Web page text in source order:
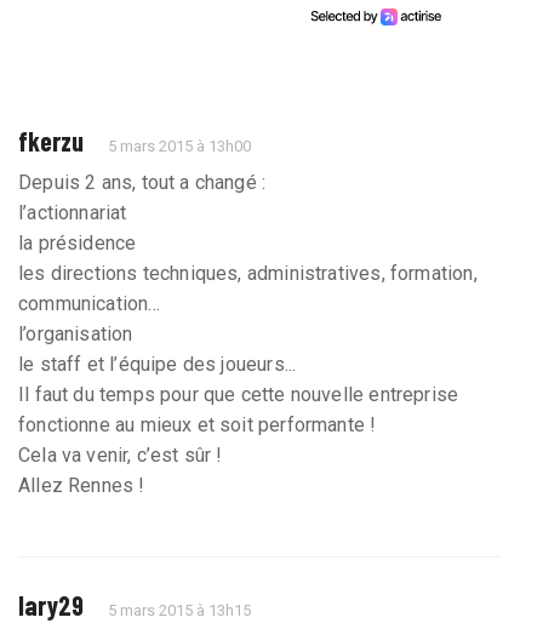
fkerzu 5 mars 2015 à 13h00
Depuis 2 ans, tout a changé :
l’actionnariat
la présidence
les directions techniques, administratives, formation,
communication...
l’organisation
le staff et l’équipe des joueurs...
Il faut du temps pour que cette nouvelle entreprise
fonctionne au mieux et soit performante !
Cela va venir, c’est sûr !
Allez Rennes !
lary29 5 mars 2015 à 13h15